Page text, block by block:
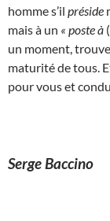
homme s’il préside
mais à un « poste à
un moment,
maturité de tous.
pour vous et
Serge Baccino